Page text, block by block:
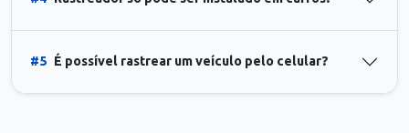
#5 É possível rastrear um veículo pelo celular?